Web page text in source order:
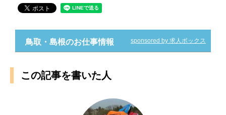
鳥取・島根のお仕事情報 sponsored by 求人ボックス
この記事を書いた人